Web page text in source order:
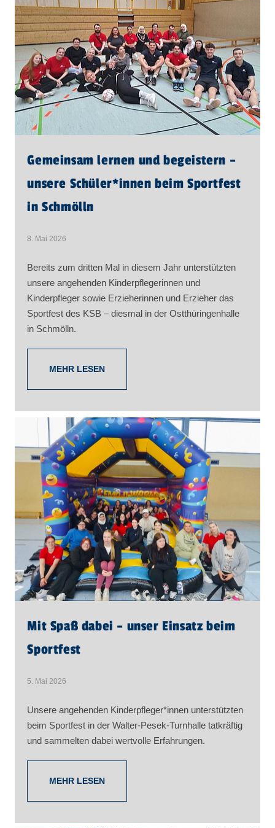
Gemeinsam lernen und begeistern –
unsere Schüler​*innen beim Sportfest
in Schmölln
8. Mai 2026
Bereits zum dritten Mal in diesem Jahr unterstützten
unsere angehenden Kinderpflegerinnen und
Kinderpfleger sowie Erzieherinnen und Erzieher das
Sportfest des KSB – diesmal in der Ostthüringenhalle
in Schmölln.
MEHR LESEN
Mit Spaß dabei – unser Einsatz beim
Sportfest
5. Mai 2026
Unsere angehenden Kinderpfleger*innen unterstützten
beim Sportfest in der Walter-Pesek-Turnhalle tatkräftig
und sammelten dabei wertvolle Erfahrungen.
MEHR LESEN